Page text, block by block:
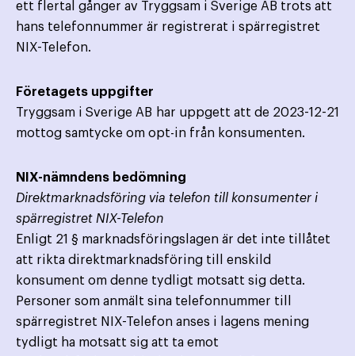
ett flertal gånger av Tryggsam i Sverige AB trots att
hans telefonnummer är registrerat i spärregistret
NIX-Telefon.
Företagets uppgifter
Tryggsam i Sverige AB har uppgett att de 2023-12-21
mottog samtycke om opt-in från konsumenten.
NIX-nämndens bedömning
Direktmarknadsföring via telefon till konsumenter i
spärregistret NIX-Telefon
Enligt 21 § marknadsföringslagen är det inte tillåtet
att rikta direktmarknadsföring till enskild
konsument om denne tydligt motsatt sig detta.
Personer som anmält sina telefonnummer till
spärregistret NIX-Telefon anses i lagens mening
tydligt ha motsatt sig att ta emot